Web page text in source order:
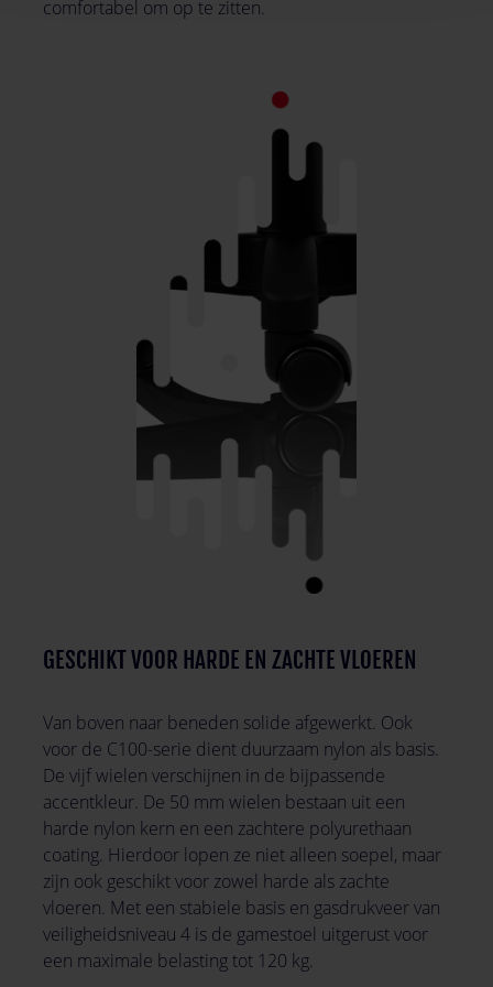
comfortabel om op te zitten.
GESCHIKT VOOR HARDE EN ZACHTE VLOEREN
Van boven naar beneden solide afgewerkt. Ook
voor de C100-serie dient duurzaam nylon als basis.
De vijf wielen verschijnen in de bijpassende
accentkleur. De 50 mm wielen bestaan ​​uit een
harde nylon kern en een zachtere polyurethaan
coating. Hierdoor lopen ze niet alleen soepel, maar
zijn ook geschikt voor zowel harde als zachte
vloeren. Met een stabiele basis en gasdrukveer van
veiligheidsniveau 4 is de gamestoel uitgerust voor
een maximale belasting tot 120 kg.